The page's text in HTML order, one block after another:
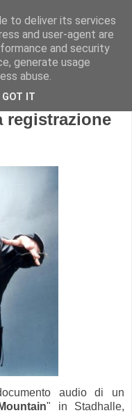
registrazione
audio di un
" in Stadhalle,
to deliver its services
and user-agent are
and security
generate usage
abuse.
GOT IT